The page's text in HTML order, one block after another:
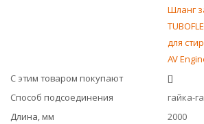
Шланг
для
AV
С этим товаром покупают
[]
Способ подсоединения
гайка-
Длина, мм
2000